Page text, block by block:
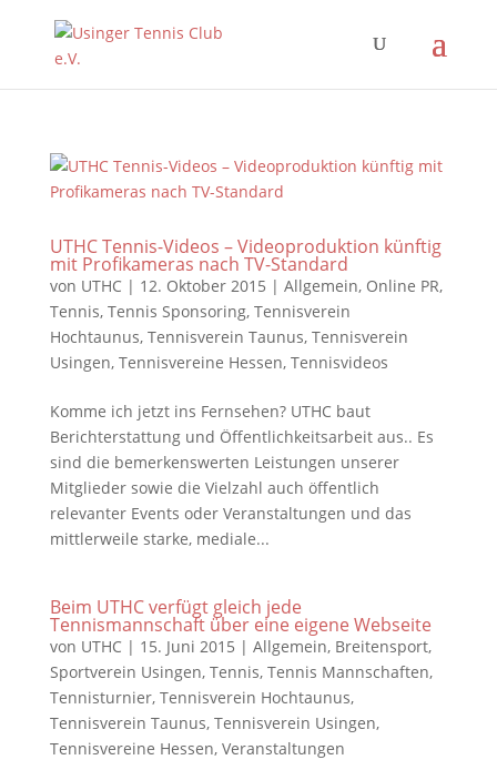
UTHC Tennis-Videos – Videoproduktion künftig
mit Profikameras nach TV-Standard
von UTHC| 12. Oktober 2015 | Allgemein, Online PR,
Tennis, Tennis Sponsoring, Tennisverein
Hochtaunus, Tennisverein Taunus, Tennisverein
Usingen, Tennisvereine Hessen, Tennisvideos
Komme ich jetzt ins Fernsehen? UTHC baut
Berichterstattung und Öffentlichkeitsarbeit aus.. Es
sind die bemerkenswerten Leistungen unserer
Mitglieder sowie die Vielzahl auch öffentlich
relevanter Events oder Veranstaltungen und das
mittlerweile starke, mediale...
Beim UTHC verfügt gleich jede
Tennismannschaft über eine eigene Webseite
von UTHC| 15. Juni 2015 | Allgemein, Breitensport,
Sportverein Usingen, Tennis, Tennis Mannschaften,
Tennisturnier, Tennisverein Hochtaunus,
Tennisverein Taunus, Tennisverein Usingen,
Tennisvereine Hessen, Veranstaltungen